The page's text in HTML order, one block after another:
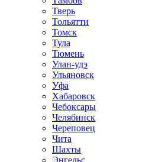
Тверь
Тольятти
Томск
Тула
Тюмень
Улан-удэ
Ульяновск
Уфа
Хабаровск
Чебоксары
Челябинск
Череповец
Чита
Шахты
Энгельс